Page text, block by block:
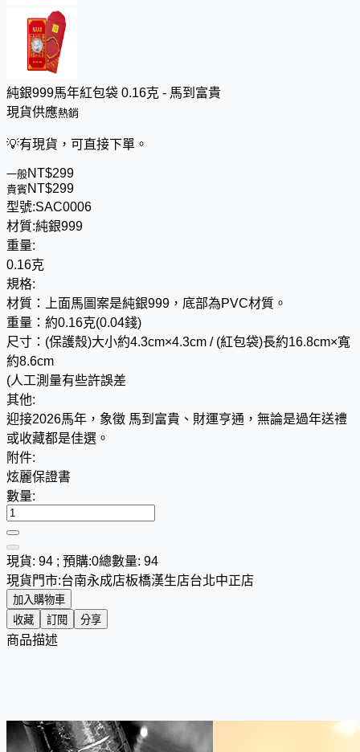
純銀999馬年紅包袋 0.16克 - 馬到富貴
現貨供應熱銷
💡有現貨，可直接下單。
一般NT$299
貴賓 NT$299
型號:SAC0006
材質:純銀999
重量:
0.16克
規格:
材質：上面馬圖案是純銀999，底部為PVC材質。
重量：約0.16克(0.04錢)
尺寸：(保護殼)大小約4.3cm×4.3cm / (紅包袋)長約16.8cm×寬
約8.6cm
(人工測量有些許誤差
其他:
迎接2026馬年，象徵 馬到富貴、財運亨通，無論是過年送禮
或收藏都是佳選。
附件:
炫麗保證書
數量:
現貨: 94 ; 預購:0總數量: 94
現貨門市:台南永成店板橋漢生店台北中正店
加入購物車
收藏
訂閱 分享
商品描述